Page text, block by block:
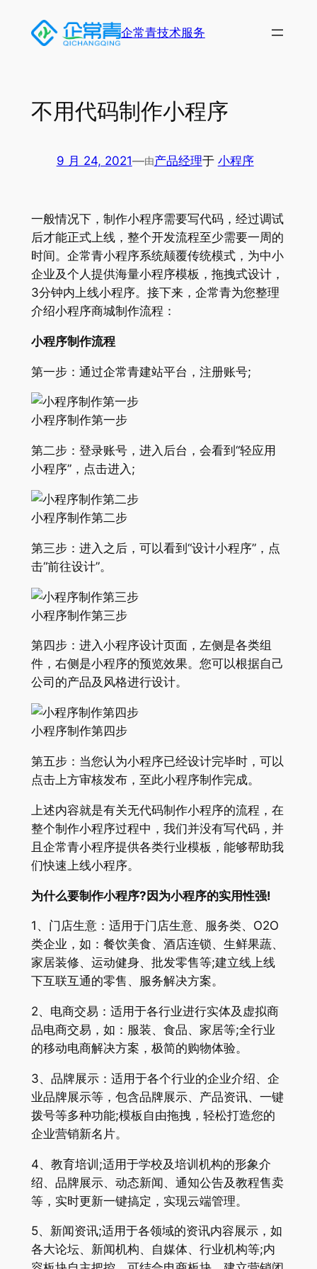
企常青技术服务
不用代码制作小程序
9 月 24, 2021—由产品经理于 小程序
一般情况下，制作小程序需要写代码，经过调试
后才能正式上线，整个开发流程至少需要一周的
时间。企常青小程序系统颠覆传统模式，为中小
企业及个人提供海量小程序模板，拖拽式设计，
3分钟内上线小程序。接下来，企常青为您整理
介绍小程序商城制作流程：
小程序制作流程
第一步：通过企常青建站平台，注册账号;
小程序制作第一步
第二步：登录账号，进入后台，会看到“轻应用
小程序”，点击进入;
小程序制作第二步
第三步：进入之后，可以看到“设计小程序”，点
击“前往设计”。
小程序制作第三步
第四步：进入小程序设计页面，左侧是各类组
件，右侧是小程序的预览效果。您可以根据自己
公司的产品及风格进行设计。
小程序制作第四步
第五步：当您认为小程序已经设计完毕时，可以
点击上方审核发布，至此小程序制作完成。
上述内容就是有关无代码制作小程序的流程，在
整个制作小程序过程中，我们并没有写代码，并
且企常青小程序提供各类行业模板，能够帮助我
们快速上线小程序。
为什么要制作小程序?因为小程序的实用性强!
1、门店生意：适用于门店生意、服务类、O2O
类企业，如：餐饮美食、酒店连锁、生鲜果蔬、
家居装修、运动健身、批发零售等;建立线上线
下互联互通的零售、服务解决方案。
2、电商交易：适用于各行业进行实体及虚拟商
品电商交易，如：服装、食品、家居等;全行业
的移动电商解决方案，极简的购物体验。
3、品牌展示：适用于各个行业的企业介绍、企
业品牌展示等，包含品牌展示、产品资讯、一键
拨号等多种功能;模板自由拖拽，轻松打造您的
企业营销新名片。
4、教育培训;适用于学校及培训机构的形象介
绍、品牌展示、动态新闻、通知公告及教程售卖
等，实时更新一键搞定，实现云端管理。
5、新闻资讯;适用于各领域的资讯内容展示，如
各大论坛、新闻机构、自媒体、行业机构等;内